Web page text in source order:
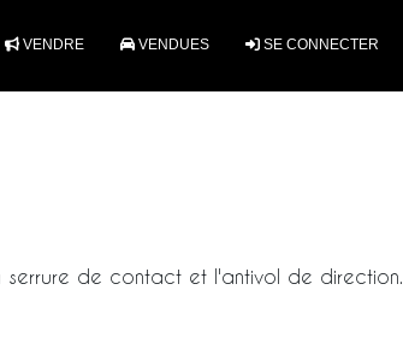
VENDRE VENDUES SE CONNECTER
serrure de contact et l'antivol de direction.